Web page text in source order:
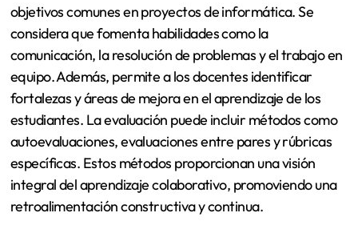
objetivos comunes en proyectos de informática. Se
considera que fomenta habilidades como la
comunicación, la resolución de problemas y el trabajo en
equipo. Además, permite a los docentes identificar
fortalezas y áreas de mejora en el aprendizaje de los
estudiantes. La evaluación puede incluir métodos como
autoevaluaciones, evaluaciones entre pares y rúbricas
específicas. Estos métodos proporcionan una visión
integral del aprendizaje colaborativo, promoviendo una
retroalimentación constructiva y continua.